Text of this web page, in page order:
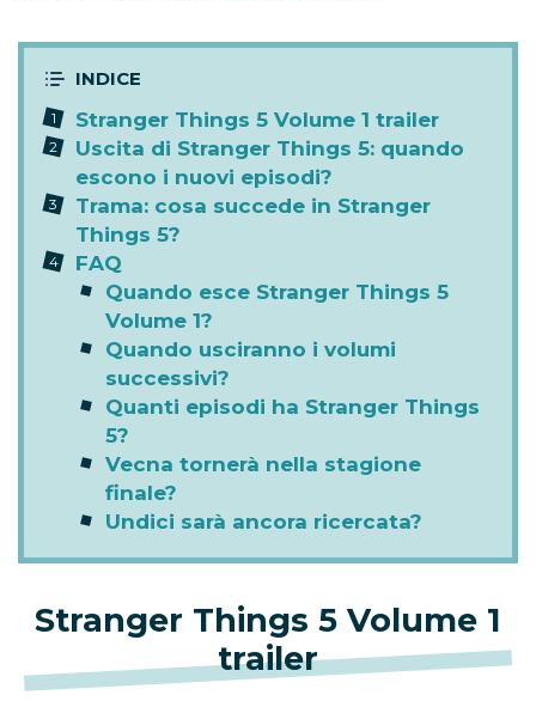
Stranger Things 5 Volume 1 trailer
Uscita di Stranger Things 5: quando
escono i nuovi episodi?
Trama: cosa succede in Stranger
Things 5?
FAQ
Quando esce Stranger Things 5
Volume 1?
Quando usciranno i volumi
successivi?
Quanti episodi ha Stranger Things
5?
Vecna tornerà nella stagione
finale?
Undici sarà ancora ricercata?
Stranger Things 5 Volume 1
trailer